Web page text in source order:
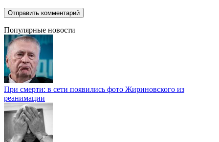
Популярные новости
При смерти: в сети появились фото Жириновского из
реанимации